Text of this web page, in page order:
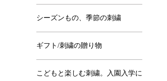
シーズンもの、季節の刺繍
ギフト/刺繍の贈り物
こどもと楽しむ刺繍。入園入学に